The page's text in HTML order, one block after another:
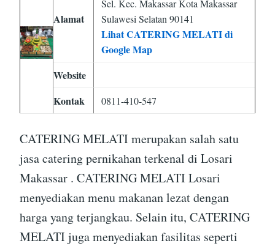
Alamat
Sel. Kec. Makassar Kota Makassar
Sulawesi Selatan 90141
Lihat CATERING MELATI di
Google Map
Website
Kontak
0811-410-547
CATERING MELATI merupakan salah satu
jasa catering pernikahan terkenal di Losari
Makassar . CATERING MELATI Losari
menyediakan menu makanan lezat dengan
harga yang terjangkau. Selain itu, CATERING
MELATI juga menyediakan fasilitas seperti